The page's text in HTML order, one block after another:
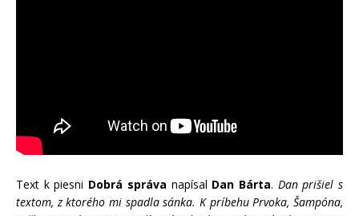
Text k piesni Dobrá správa napísal Dan Bárta. Dan prišiel s
textom, z ktorého mi spadla sánka. K príbehu Prvoka, Šampóna,